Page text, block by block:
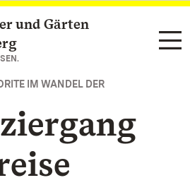
und Gärten
IM WANDEL DER